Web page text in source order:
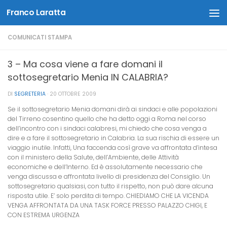
Salta al contenuto
Franco Laratta
COMUNICATI STAMPA
3 – Ma cosa viene a fare domani il
sottosegretario Menia IN CALABRIA?
DI SEGRETERIA · 20 OTTOBRE 2009
Se il sottosegretario Menia domani dirà ai sindaci e alle popolazioni
del Tirreno cosentino quello che ha detto oggi a Roma nel corso
dell’incontro con i sindaci calabresi, mi chiedo che cosa venga a
dire e a fare il sottosegretario in Calabria. La sua rischia di essere un
viaggio inutile. Infatti, Una faccenda così grave va affrontata d’intesa
con il ministero della Salute, dell’Ambiente, delle Attività
economiche e dell’Interno. Ed è assolutamente necessario che
venga discussa e affrontata livello di presidenza del Consiglio. Un
sottosegretario qualsiasi, con tutto il rispetto, non può dare alcuna
risposta utile. E’ solo perdita di tempo. CHIEDIAMO CHE LA VICENDA
VENGA AFFRONTATA DA UNA TASK FORCE PRESSO PALAZZO CHIGI, E
CON ESTREMA URGENZA